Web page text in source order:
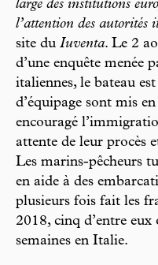
large des institutions
l’attention des autorités
site du Iuventa. Le 2
d’une enquête menée
italiennes, le bateau
d’équipage sont mis
encouragé
attente de leur procès
Les marins-pêcheurs
en aide à des
plusieurs fois fait les
2018, cinq d’entre
semaines en Italie.